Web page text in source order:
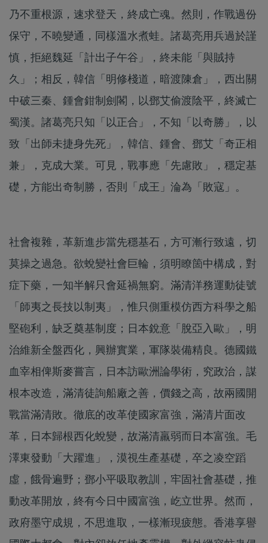
乃不重根源，速求登天，終成亡魂。然則，作戰過份
保守，不曉變通，同樣溫水煮蛙。諸葛亮用兵過於謹
慎，拒絕魏延「計出子午谷」，終未能「與賊持
久」；相反，韓信「明修棧道，暗渡陳倉」，西出關
中破三秦、鍾會鉗制劍閣，以鄧艾偷渡陰平，終滅亡
蜀漢。諸葛亮只知「以正合」，不知「以奇勝」，以
致「出師未捷身先死」，韓信、鍾會、鄧艾「奇正相
兼」，克成大業。可見，戰事應「先慮敗」，穩定基
礎，方能出奇制勝，否則「成王」淪為「敗寇」。
社會複雜，革新進步當先穩基石，方可漸行致遠，切
莫操之過急。欲蛻變社會巨輪，須明瞭箇中構成，對
症下藥，一知半解只會延禍無窮。滿清洋務運動徒號
「師夷之長技以制夷」，惟只側重模仿西方科學之船
堅砲利，缺乏奠基制度；日本銳意「脫亞入歐」，明
治維新全盤西化，興辦實業，軍隊裝備精良。德國鐵
血宰相俾斯麥嘗言，日本訪歐洲論學術，究政治，謀
根本改造，滿清徒詢船廠之善，價錢之高，故兩國開
戰當滿清敗。徹底的改革使國家富強，滿清片面改
革，日本歸根西化蛻變，故滿清羸弱而日本富強。毛
澤東發動「大躍進」，漠視生產基礎，卒之凌空蹈
虛，餓骨遍野；鄧小平吸取教訓，牢固社會基礎，推
動改革開放，終有今日中國富強，屹立世界。然而，
政府墨守成規，不思進取，一樣漸現疲態。香港享譽